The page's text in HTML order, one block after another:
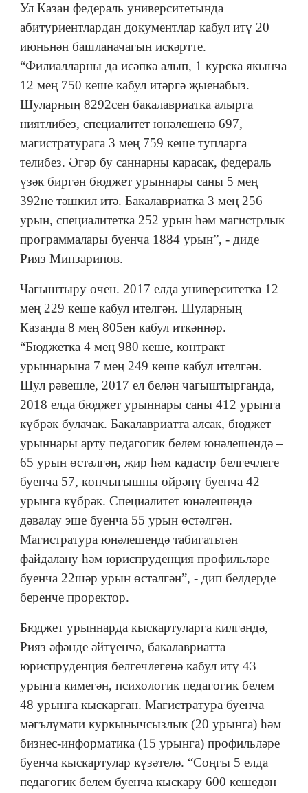
Ул Казан федераль университетында
абитуриентлардан документлар кабул итү 20
июньнән башланачагын искәртте.
“Филиалларны да исәпкә алып, 1 курска якынча
12 мең 750 кеше кабул итәргә җыенабыз.
Шуларның 8292сен бакалавриатка алырга
ниятлибез, специалитет юнәлешенә 697,
магистратурага 3 мең 759 кеше тупларга
телибез. Әгәр бу саннарны карасак, федераль
үзәк биргән бюджет урыннары саны 5 мең
392не тәшкил итә. Бакалавриатка 3 мең 256
урын, специалитетка 252 урын һәм магистрлык
программалары буенча 1884 урын”, - диде
Рияз Минзарипов.
Чагыштыру өчен. 2017 елда университетка 12
мең 229 кеше кабул ителгән. Шуларның
Казанда 8 мең 805ен кабул иткәннәр.
“Бюджетка 4 мең 980 кеше, контракт
урыннарына 7 мең 249 кеше кабул ителгән.
Шул рәвешле, 2017 ел белән чагыштырганда,
2018 елда бюджет урыннары саны 412 урынга
күбрәк булачак. Бакалавриатта алсак, бюджет
урыннары арту педагогик белем юнәлешендә –
65 урын өстәлгән, җир һәм кадастр белгечлеге
буенча 57, көнчыгышны өйрәнү буенча 42
урынга күбрәк. Специалитет юнәлешендә
дәвалау эше буенча 55 урын өстәлгән.
Магистратура юнәлешендә табигатьтән
файдалану һәм юриспруденция профильләре
буенча 22шәр урын өстәлгән”, - дип белдерде
беренче проректор.
Бюджет урыннарда кыскартуларга килгәндә,
Рияз әфәнде әйтүенчә, бакалавриатта
юриспруденция белгечлегенә кабул итү 43
урынга кимегән, психологик педагогик белем
48 урынга кыскарган. Магистратура буенча
мәгълүмати куркынычсызлык (20 урынга) һәм
бизнес-информатика (15 урынга) профильләре
буенча кыскартулар күзәтелә. “Соңгы 5 елда
педагогик белем буенча кыскару 600 кешедән